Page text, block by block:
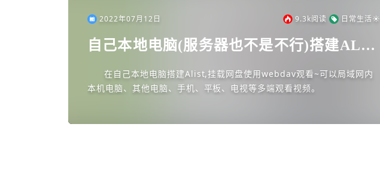
2022年07月12日 9.3k阅读 日常生活☀
自己本地电脑(服务器也不是不行)搭建AList
着看、蹲着看)多种观看姿势~
在自己本地电脑搭建Alist,挂载网盘使用webdav观看~可以局域网内
本机电脑、其他电脑、手机、平板、电视等多端观看视频。